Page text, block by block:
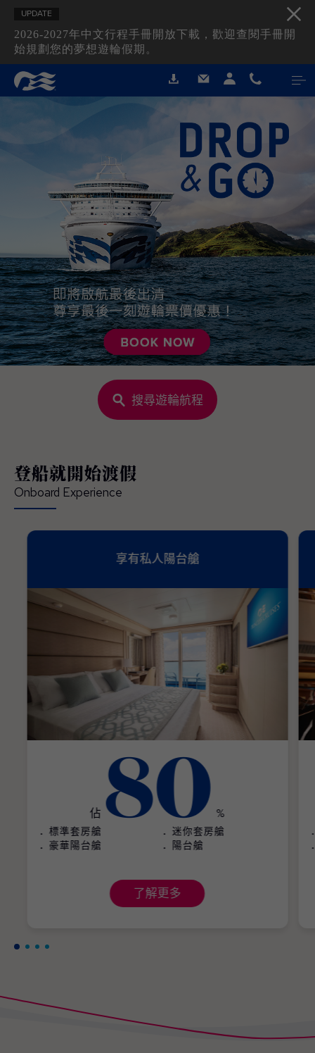
UPDATE
2026-2027年中文行程手冊開放下載，歡迎查閱手冊開
始規劃您的夢想遊輪假期。
搜尋遊輪航程
登船就開始渡假
Onboard Experience
享有私人陽台艙
佔 80 %
標準套房艙
迷你套房艙
豪華陽台艙
陽台艙
了解更多